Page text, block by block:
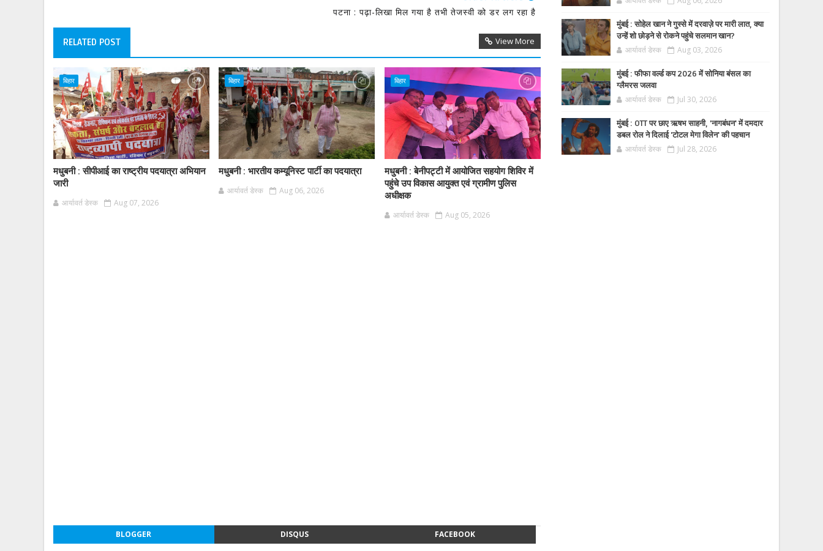
पटना : पढ़ा-लिखा मिल गया है तभी तेजस्वी को डर लग रहा है
RELATED POST View More
बिहार
मधुबनी : सीपीआई का राष्ट्रीय पदयात्रा अभियान
जारी
आर्यावर्त डेस्क Aug 07, 2026
बिहार
मधुबनी : भारतीय कम्यूनिस्ट पार्टी का पदयात्रा
आर्यावर्त डेस्क Aug 06, 2026
बिहार
मधुबनी : बेनीपट्टी में आयोजित सहयोग शिविर में
पहुंचे उप विकास आयुक्त एवं ग्रामीण पुलिस
अधीक्षक
आर्यावर्त डेस्क Aug 05, 2026
BLOGGER DISQUS FACEBOOK
मुंबई : सोहेल खान ने गुस्से में दरवाज़े पर मारी लात, क्या
उन्हें शो छोड़ने से रोकने पहुंचे सलमान खान?
आर्यावर्त डेस्क Aug 03, 2026
मुंबई : फीफा वर्ल्ड कप 2026 में सोनिया बंसल का
ग्लैमरस जलवा
आर्यावर्त डेस्क Jul 30, 2026
मुंबई : OTT पर छाए ऋषभ साहनी, 'नागबंधन' में दमदार
डबल रोल ने दिलाई 'टोटल मेगा विलेन' की पहचान
आर्यावर्त डेस्क Jul 28, 2026